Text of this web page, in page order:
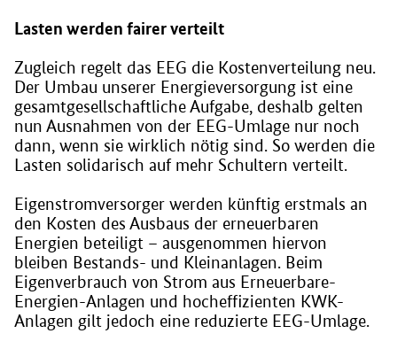
Lasten werden fairer verteilt
Zugleich regelt das EEG die Kostenverteilung neu.
Der Umbau unserer Energieversorgung ist eine
gesamtgesellschaftliche Aufgabe, deshalb gelten
nun Ausnahmen von der EEG-Umlage nur noch
dann, wenn sie wirklich nötig sind. So werden die
Lasten solidarisch auf mehr Schultern verteilt.
Eigenstromversorger werden künftig erstmals an
den Kosten des Ausbaus der erneuerbaren
Energien beteiligt – ausgenommen hiervon
bleiben Bestands- und Kleinanlagen. Beim
Eigenverbrauch von Strom aus Erneuerbare-
Energien-Anlagen und hocheffizienten KWK-
Anlagen gilt jedoch eine reduzierte EEG-Umlage.